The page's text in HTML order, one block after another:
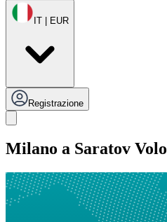
IT | EUR
Registrazione
Milano a Saratov Volo